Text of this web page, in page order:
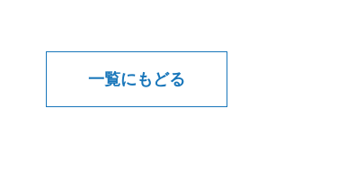
一覧にもどる